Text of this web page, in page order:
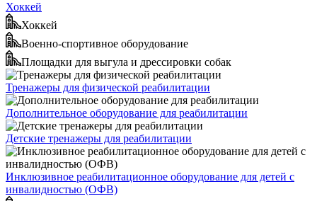
Хоккей
Хоккей
Военно-спортивное оборудование
Площадки для выгула и дрессировки собак
Тренажеры для физической реабилитации
Дополнительное оборудование для реабилитации
Детские тренажеры для реабилитации
Инклюзивное реабилитационное оборудование для детей с
инвалидностью (ОФВ)